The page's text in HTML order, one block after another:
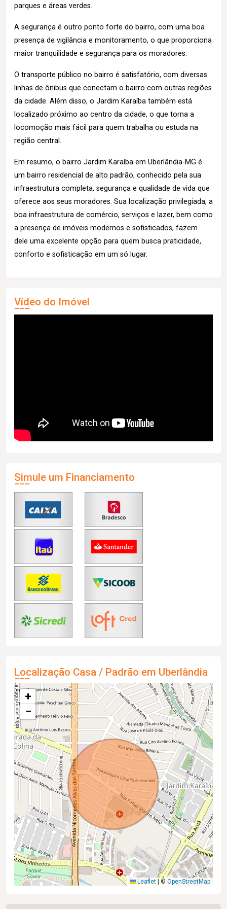
parques e áreas verdes.
A segurança é outro ponto forte do bairro, com uma boa
presença de vigilância e monitoramento, o que proporciona
maior tranquilidade e segurança para os moradores.
O transporte público no bairro é satisfatório, com diversas
linhas de ônibus que conectam o bairro com outras regiões
da cidade. Além disso, o Jardim Karaíba também está
localizado próximo ao centro da cidade, o que torna a
locomoção mais fácil para quem trabalha ou estuda na
região central.
Em resumo, o bairro Jardim Karaíba em Uberlândia-MG é
um bairro residencial de alto padrão, conhecido pela sua
infraestrutura completa, segurança e qualidade de vida que
oferece aos seus moradores. Sua localização privilegiada, a
boa infraestrutura de comércio, serviços e lazer, bem como
a presença de imóveis modernos e sofisticados, fazem
dele uma excelente opção para quem busca praticidade,
conforto e sofisticação em um só lugar.
Vídeo do Imóvel
Simule um Financiamento
Localização Casa / Padrão em Uberlândia
+
−
Leaflet ©OpenStreetMap